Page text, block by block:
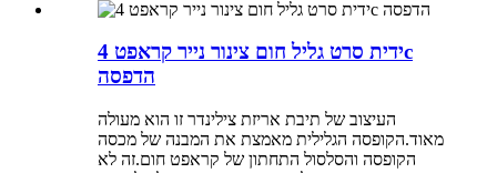
ידית סרט גליל חום צינור נייר קראפט 4c
הדפסה
העיצוב של תיבת אריזת צילינדר זו הוא מעולה
מאוד.הקופסה הגלילית מאמצת את המבנה של מכסה
הקופסה והסלסול התחתון של קראפט חום.זה לא